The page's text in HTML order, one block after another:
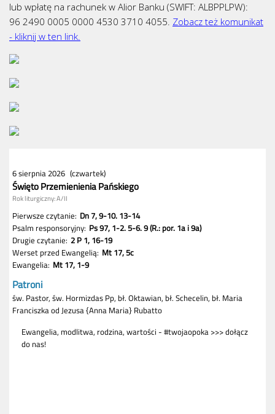
lub wpłatę na rachunek w Alior Banku (SWIFT: ALBPPLPW):
96 2490 0005 0000 4530 3710 4055. Zobacz też komunikat
- kliknij w ten link.